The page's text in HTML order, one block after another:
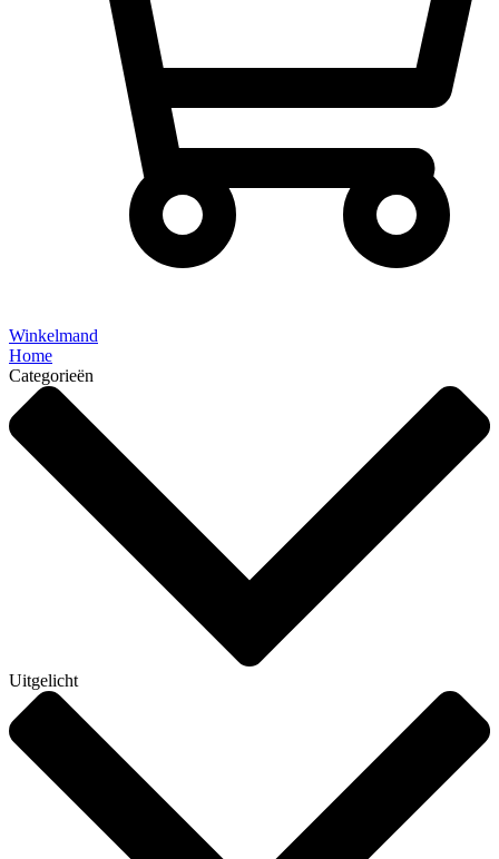
Winkelmand
Home
Categorieën
Uitgelicht